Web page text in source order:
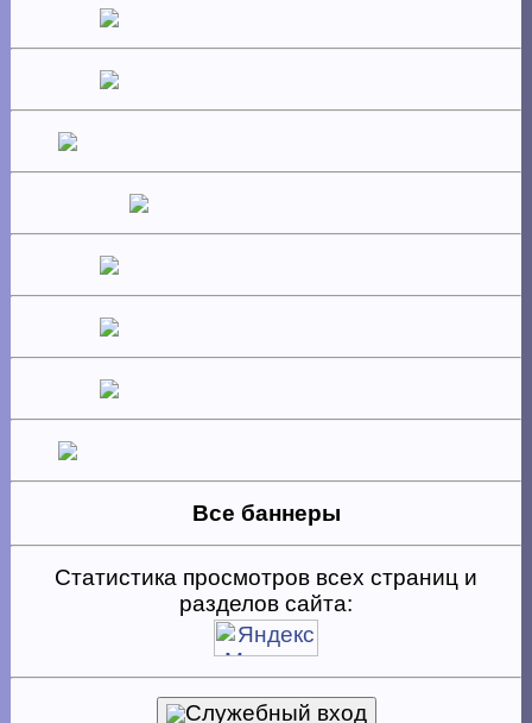
Все баннеры
Статистика просмотров всех страниц и
разделов сайта:
Служебный вход